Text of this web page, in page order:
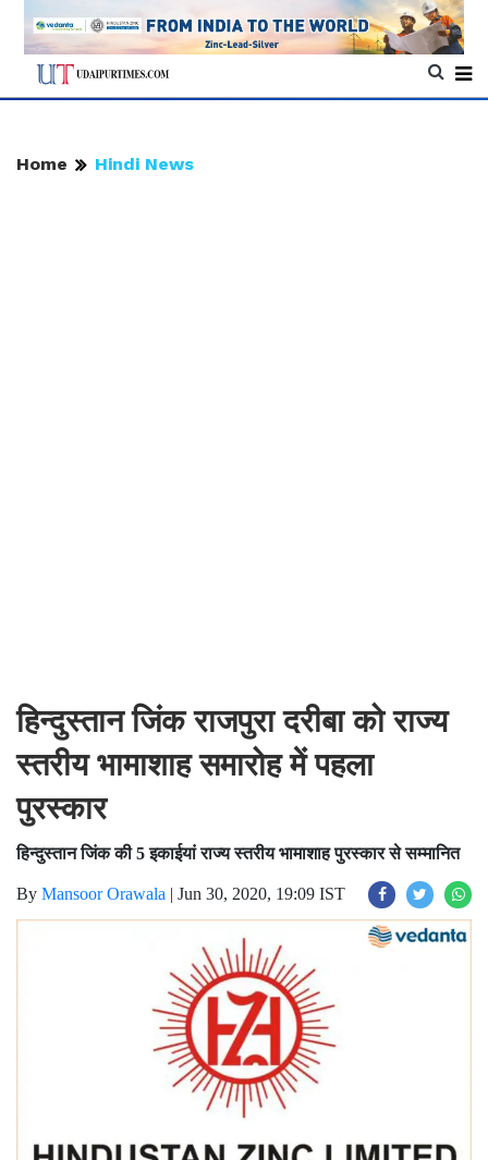
Home Hindi News
हिन्दुस्तान जिंक राजपुरा दरीबा को राज्य
स्तरीय भामाशाह समारोह में पहला
पुरस्कार
हिन्दुस्तान जिंक की 5 इकाईयां राज्य स्तरीय भामाशाह पुरस्कार से सम्मानित
By Mansoor Orawala | Jun 30, 2020, 19:09 IST